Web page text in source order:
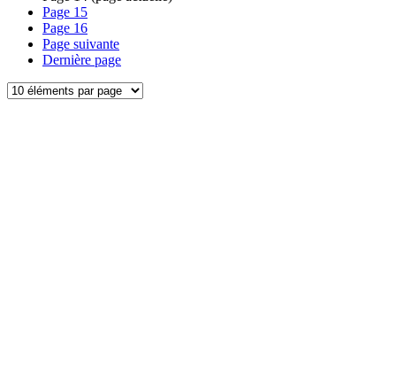
Page 15
Page 16
Page suivante
Dernière page